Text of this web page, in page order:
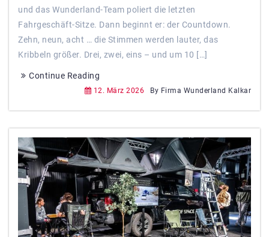
und das Wunderland-Team poliert die letzten
Fahrgeschäft-Sitze. Dann beginnt er: der Countdown.
Zehn, neun, acht … die Stimmen werden lauter, das
Kribbeln größer. Drei, zwei, eins – und um 10 […]
Continue Reading
12. März 2026 By Firma Wunderland Kalkar